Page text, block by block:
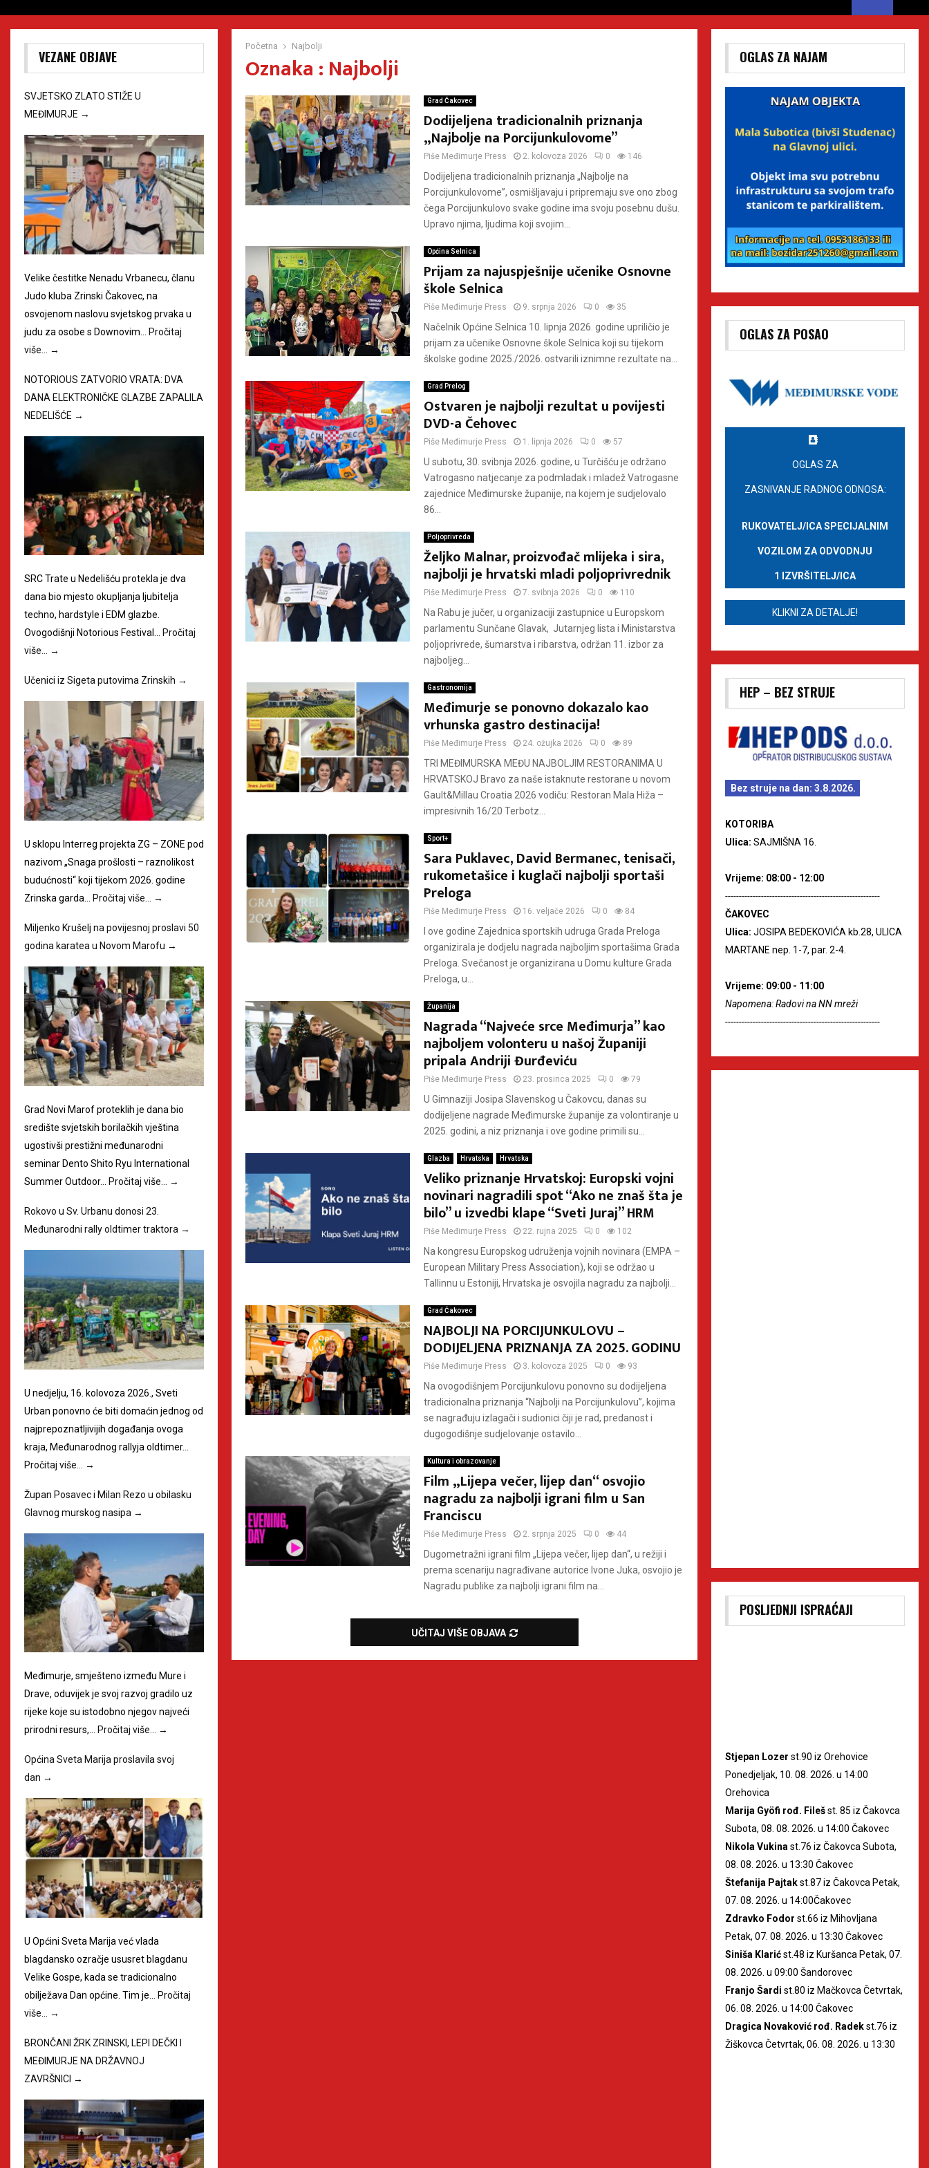
Početna Najbolji
Oznaka : Najbolji
Grad Čakovec
Dodijeljena tradicionalnih priznanja
„Najbolje na Porcijunkulovome”
Piše Međimurje Press 2. kolovoza 2026 0 146
Dodijeljena tradicionalnih priznanja „Najbolje na
Porcijunkulovome”, osmišljavaju i pripremaju sve ono zbog
čega Porcijunkulovo svake godine ima svoju posebnu dušu.
Upravo njima, ljudima koji svojim...
Općina Selnica
Prijam za najuspješnije učenike Osnovne
škole Selnica
Piše Međimurje Press 9. srpnja 2026 0 35
Načelnik Općine Selnica 10. lipnja 2026. godine upriličio je
prijam za učenike Osnovne škole Selnica koji su tijekom
školske godine 2025./2026. ostvarili iznimne rezultate na...
Grad Prelog
Ostvaren je najbolji rezultat u povijesti
DVD-a Čehovec
Piše Međimurje Press 1. lipnja 2026 0 57
U subotu, 30. svibnja 2026. godine, u Turčišću je održano
Vatrogasno natjecanje za podmladak i mladež Vatrogasne
zajednice Međimurske županije, na kojem je sudjelovalo
86...
Poljoprivreda
Željko Malnar, proizvođač mlijeka i sira,
najbolji je hrvatski mladi poljoprivrednik
Piše Međimurje Press 7. svibnja 2026 0 110
Na Rabu je jučer, u organizaciji zastupnice u Europskom
parlamentu Sunčane Glavak, Jutarnjeg lista i Ministarstva
poljoprivrede, šumarstva i ribarstva, održan 11. izbor za
najboljeg...
Gastronomija
Međimurje se ponovno dokazalo kao
vrhunska gastro destinacija!
Piše Međimurje Press 24. ožujka 2026 0 89
TRI MEĐIMURSKA MEĐU NAJBOLJIM RESTORANIMA U
HRVATSKOJ Bravo za naše istaknute restorane u novom
Gault&Millau Croatia 2026 vodiču: Restoran Mala Hiža –
impresivnih 16/20 Terbotz...
Sport+
Sara Puklavec, David Bermanec, tenisači,
rukometašice i kuglači najbolji sportaši
Preloga
Piše Međimurje Press 16. veljače 2026 0 84
I ove godine Zajednica sportskih udruga Grada Preloga
organizirala je dodjelu nagrada najboljim sportašima Grada
Preloga. Svečanost je organizirana u Domu kulture Grada
Preloga, u...
Županija
Nagrada “Najveće srce Međimurja” kao
najboljem volonteru u našoj Županiji
pripala Andriji Đurđeviću
Piše Međimurje Press 23. prosinca 2025 0 79
U Gimnaziji Josipa Slavenskog u Čakovcu, danas su
dodijeljene nagrade Međimurske županije za volontiranje u
2025. godini, a niz priznanja i ove godine primili su...
Glazba Hrvatska Hrvatska
Veliko priznanje Hrvatskoj: Europski vojni
novinari nagradili spot “Ako ne znaš šta je
bilo” u izvedbi klape “Sveti Juraj” HRM
Piše Međimurje Press 22. rujna 2025 0 102
Na kongresu Europskog udruženja vojnih novinara (EMPA –
European Military Press Association), koji se održao u
Tallinnu u Estoniji, Hrvatska je osvojila nagradu za najbolji...
Grad Čakovec
NAJBOLJI NA PORCIJUNKULOVU –
DODIJELJENA PRIZNANJA ZA 2025. GODINU
Piše Međimurje Press 3. kolovoza 2025 0 93
Na ovogodišnjem Porcijunkulovu ponovno su dodijeljena
tradicionalna priznanja “Najbolji na Porcijunkulovu”, kojima
se nagrađuju izlagači i sudionici čiji je rad, predanost i
dugogodišnje sudjelovanje ostavilo...
Kultura i obrazovanje
Film „Lijepa večer, lijep dan“ osvojio
nagradu za najbolji igrani film u San
Franciscu
Piše Međimurje Press 2. srpnja 2025 0 44
Dugometražni igrani film „Lijepa večer, lijep dan“, u režiji i
prema scenariju nagrađivane autorice Ivone Juka, osvojio je
Nagradu publike za najbolji igrani film na...
UČITAJ VIŠE OBJAVA
VEZANE OBJAVE
SVJETSKO ZLATO STIŽE U
MEĐIMURJE →
Velike čestitke Nenadu Vrbanecu, članu
Judo kluba Zrinski Čakovec, na
osvojenom naslovu svjetskog prvaka u
judu za osobe s Downovim…
Pročitaj
više…
→
NOTORIOUS ZATVORIO VRATA: DVA
DANA ELEKTRONIČKE GLAZBE ZAPALILA
NEDELIŠĆE →
SRC Trate u Nedelišću protekla je dva
dana bio mjesto okupljanja ljubitelja
techno, hardstyle i EDM glazbe.
Ovogodišnji Notorious Festival… Pročitaj
više… →
Učenici iz Sigeta putovima Zrinskih →
U sklopu Interreg projekta ZG – ZONE pod
nazivom „Snaga prošlosti – raznolikost
budućnosti“ koji tijekom 2026. godine
Zrinska garda…
Pročitaj više… →
Miljenko Krušelj na povijesnoj proslavi 50
godina karatea u Novom Marofu →
Grad Novi Marof proteklih je dana bio
središte svjetskih borilačkih vještina
ugostivši prestižni međunarodni
seminar Dento Shito Ryu International
Summer Outdoor…
Pročitaj više… →
Rokovo u Sv. Urbanu donosi 23.
Međunarodni rally oldtimer traktora →
U nedjelju, 16. kolovoza 2026., Sveti
Urban ponovno će biti domaćin jednog od
najprepoznatljivijih događanja ovoga
kraja, Međunarodnog rallyja oldtimer…
Pročitaj više…
→
Župan Posavec i Milan Rezo u obilasku
Glavnog murskog nasipa →
Međimurje, smješteno između Mure i
Drave, oduvijek je svoj razvoj gradilo uz
rijeke koje su istodobno njegov najveći
prirodni resurs,… Pročitaj više… →
Općina Sveta Marija proslavila svoj
dan →
U Općini Sveta Marija već vlada
blagdansko ozračje ususret blagdanu
Velike Gospe, kada se tradicionalno
obilježava Dan općine. Tim je…
Pročitaj
više…
→
BRONČANI ŽRK ZRINSKI, LEPI DEČKI I
MEĐIMURJE NA DRŽAVNOJ
ZAVRŠNICI →
OGLAS ZA NAJAM
OGLAS ZA POSAO
OGLAS ZA
ZASNIVANJE RADNOG ODNOSA:
RUKOVATELJ/ICA SPECIJALNIM
VOZILOM ZA ODVODNJU
1 IZVRŠITELJ/ICA
KLIKNI ZA DETALJE!
HEP – BEZ STRUJE
Bez struje na dan: 3.8.2026.
KOTORIBA
Ulica: SAJMIŠNA 16.
Vrijeme: 08:00 - 12:00
--------------------------------------------------------
ČAKOVEC
Ulica: JOSIPA BEDEKOVIĆA kb.28, ULICA
MARTANE nep. 1-7, par. 2-4.
Vrijeme: 09:00 - 11:00
Napomena: Radovi na NN mreži
--------------------------------------------------------
POSLJEDNJI ISPRAĆAJI
Stjepan Lozer st.90 iz Orehovice
Ponedjeljak, 10. 08. 2026. u 14:00
Orehovica
Marija Gyöfi rođ. Filešst. 85 iz Čakovca
Subota, 08. 08. 2026. u 14:00 Čakovec
Nikola Vukina st.76 iz Čakovca Subota,
08. 08. 2026. u 13:30 Čakovec
Štefanija Pajtakst.87 iz Čakovca Petak,
07. 08. 2026. u 14:00Čakovec
Zdravko Fodor st.66 iz Mihovljana
Petak, 07. 08. 2026. u 13:30 Čakovec
Siniša Klarićst.48 iz Kuršanca Petak, 07.
08. 2026. u 09:00 Šandorovec
Franjo Šardi st.80 iz Mačkovca Četvrtak,
06. 08. 2026. u 14:00 Čakovec
Dragica Novaković rođ. Radekst.76 iz
Žiškovca Četvrtak, 06. 08. 2026. u 13:30